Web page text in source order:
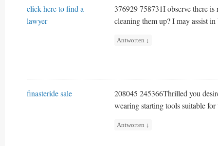
click here to find a
lawyer
376929 758731I observe there
cleaning them up? I may assist
Antworten ↓
finasteride sale
208045 245366Thrilled you
wearing starting tools suitable
Antworten ↓